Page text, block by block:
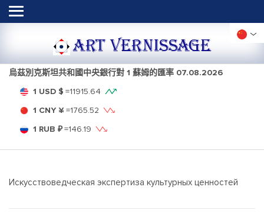
ART VERNISSAGE
烏茲別克斯坦共和國中央銀行對 1 蘇姆的匯率 07.08.2026
1 USD $ =11915.64
1 CNY ¥ =1765.52
1 RUB ₽=146.19
Искусствоведческая экспертиза культурных ценностей